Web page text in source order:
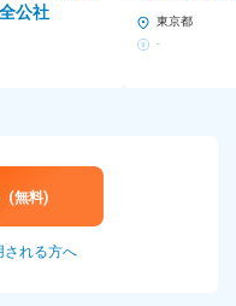
公社
東京都
-
(無料)
される方へ